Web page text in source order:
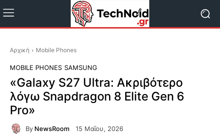
Αρχική Mobile Phones
MOBILE PHONES SAMSUNG
«Galaxy S27 Ultra: Ακριβότερο
λόγω Snapdragon 8 Elite Gen 6
Pro»
By NewsRoom 15 Μαΐου, 2026